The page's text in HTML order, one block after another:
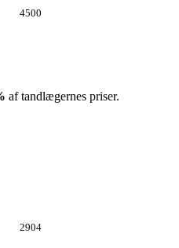
4500
af tandlægernes priser.
2904